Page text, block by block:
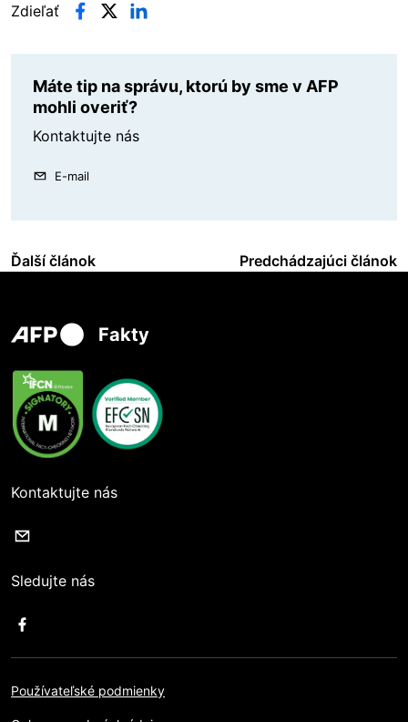
Zdieľať
Máte tip na správu, ktorú by sme v AFP
mohli overiť?
Kontaktujte nás
E-mail
Ďalší článok Predchádzajúci článok
Fakty
Kontaktujte nás
Sledujte nás
Používateľské podmienky